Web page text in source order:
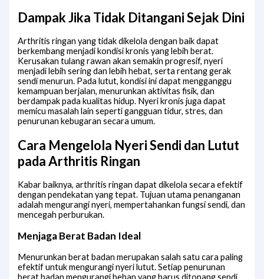
Dampak Jika Tidak Ditangani Sejak Dini
Arthritis ringan yang tidak dikelola dengan baik dapat
berkembang menjadi kondisi kronis yang lebih berat.
Kerusakan tulang rawan akan semakin progresif, nyeri
menjadi lebih sering dan lebih hebat, serta rentang gerak
sendi menurun. Pada lutut, kondisi ini dapat mengganggu
kemampuan berjalan, menurunkan aktivitas fisik, dan
berdampak pada kualitas hidup. Nyeri kronis juga dapat
memicu masalah lain seperti gangguan tidur, stres, dan
penurunan kebugaran secara umum.
Cara Mengelola Nyeri Sendi dan Lutut
pada Arthritis Ringan
Kabar baiknya, arthritis ringan dapat dikelola secara efektif
dengan pendekatan yang tepat. Tujuan utama penanganan
adalah mengurangi nyeri, mempertahankan fungsi sendi, dan
mencegah perburukan.
Menjaga Berat Badan Ideal
Menurunkan berat badan merupakan salah satu cara paling
efektif untuk mengurangi nyeri lutut. Setiap penurunan
berat badan mengurangi beban yang harus ditopang sendi